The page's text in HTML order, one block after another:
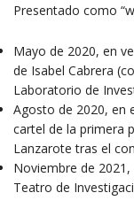
Presentado como
Mayo de 2020, en
de Isabel Cabrera
Laboratorio de
Agosto de 2020, en
cartel de la primera
Lanzarote tras el
Noviembre de
Teatro de